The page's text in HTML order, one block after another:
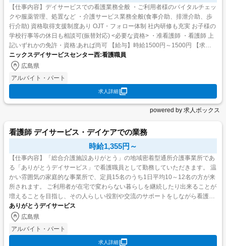
【仕事内容】デイサービスでの看護業務全般 ・ご利用者様のバイタルチェッ
クや服薬管理、処置など ・介護サービス業務全般(食事介助、排泄介助、歩
行介助) 資格取得支援制度あり OJT・フォロー体制 社内研修も充実 お子様の
学校行事等の休日も相談可(振替対応) <必要な資格> ・准看護師 ・看護師 上
記いずれかの免許・資格:あれば尚可 【給与】時給1500円～1500円 【求人
番号】1289...
ニックスデイサービスセンター西:看護職員
広島県
アルバイト・パート
求人詳細
powered by 求人ボックス
看護師 デイサービス・デイケアでの業務
時給1,355円～
【仕事内容】「総合介護施設ありがとう」の地域密着型通所介護事業所であ
る「ありがとうデイサービス」で看護職員として勤務していただきます。 温
かい雰囲気の家庭的な事業所で、定員15名のうち1日平均10～12名の方が来
所されます。 ご利用者が在宅で変わらない暮らしを継続したり出来ることが
増えることを目指し、その人らしい役割や交流のサポートをしながら看護業
ありがとうデイサービス
広島県
アルバイト・パート
求人詳細